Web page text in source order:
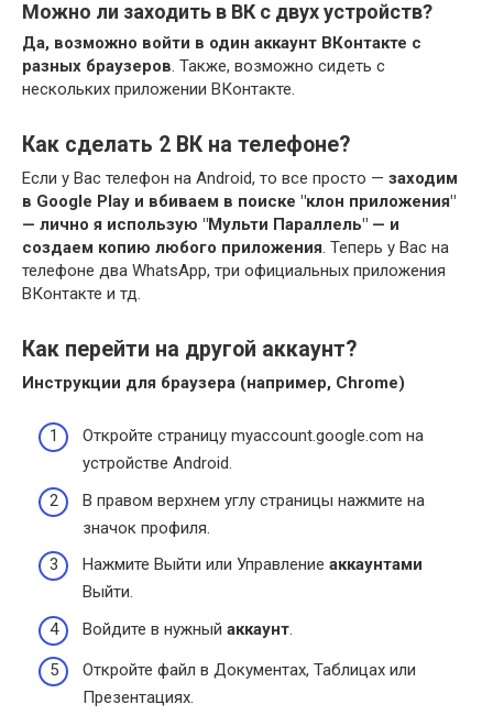
Можно ли заходить в ВК с двух устройств?
Да, возможно войти в один аккаунт ВКонтакте с
разных браузеров. Также, возможно сидеть с
нескольких приложении ВКонтакте.
Как сделать 2 ВК на телефоне?
Если у Вас телефон на Android, то все просто — заходим
в Google Play и вбиваем в поиске "клон приложения"
— лично я использую "Мульти Параллель" — и
создаем копию любого приложения. Теперь у Вас на
телефоне два WhatsApp, три официальных приложения
ВКонтакте и тд.
Как перейти на другой аккаунт?
Инструкции для браузера (например, Chrome)
Откройте страницу myaccount.google.com на
устройстве Android.
В правом верхнем углу страницы нажмите на
значок профиля.
Нажмите Выйти или Управление аккаунтами
Выйти.
Войдите в нужный аккаунт.
Откройте файл в Документах, Таблицах или
Презентациях.